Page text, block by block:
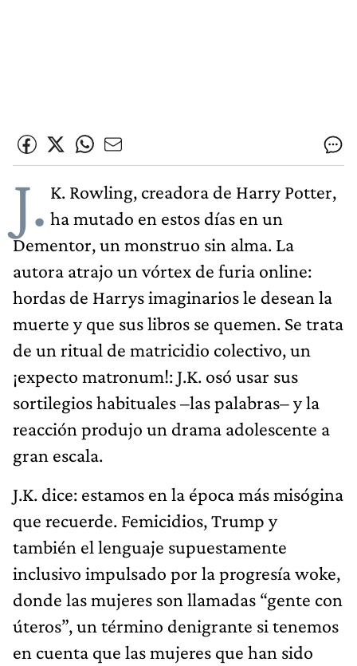
J. K. Rowling, creadora de Harry Potter,
ha mutado en estos días en un
Dementor, un monstruo sin alma. La
autora atrajo un vórtex de furia online:
hordas de Harrys imaginarios le desean la
muerte y que sus libros se quemen. Se trata
de un ritual de matricidio colectivo, un
¡expecto matronum!: J.K. osó usar sus
sortilegios habituales –las palabras– y la
reacción produjo un drama adolescente a
gran escala.
J.K. dice: estamos en la época más misógina
que recuerde. Femicidios, Trump y
también el lenguaje supuestamente
inclusivo impulsado por la progresía woke,
donde las mujeres son llamadas “gente con
úteros”, un término denigrante si tenemos
en cuenta que las mujeres que han sido